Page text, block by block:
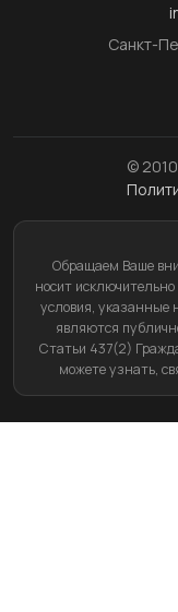
Санкт-
©
Обращаем Ваше
носит
условия, указанные
являются
Статьи 437(2)
можете узнать,